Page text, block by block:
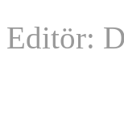
Editör: